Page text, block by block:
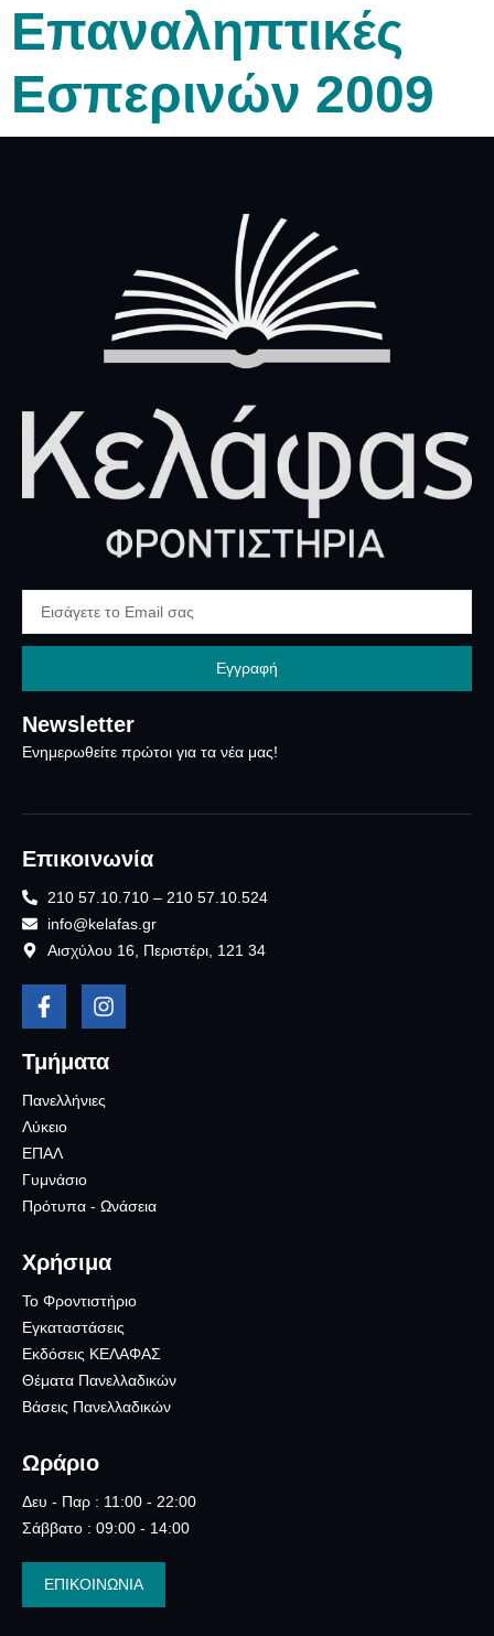
Επαναληπτικές
Εσπερινών 2009
Newsletter
Ενημερωθείτε πρώτοι για τα νέα μας!
Εγγραφή
Επικοινωνία
210 57.10.710 – 210 57.10.524
info@kelafas.gr
Αισχύλου 16, Περιστέρι, 121 34
Τμήματα
Πανελλήνιες
Λύκειο
ΕΠΑΛ
Γυμνάσιο
Πρότυπα - Ωνάσεια
Χρήσιμα
Το Φροντιστήριο
Εγκαταστάσεις
Εκδόσεις ΚΕΛΑΦΑΣ
Θέματα Πανελλαδικών
Βάσεις Πανελλαδικών
Ωράριο
Δευ - Παρ : 11:00 - 22:00
Σάββατο : 09:00 - 14:00
ΕΠΙΚΟΙΝΩΝΙΑ